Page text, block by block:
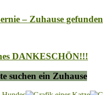
– Zuhause gefunden
DANKESCHÖN!!!
suchen ein Zuhause